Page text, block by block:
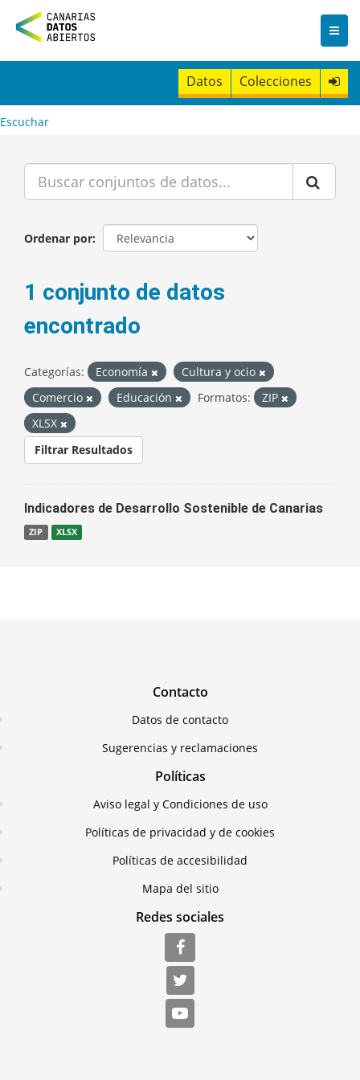
n
t
Datos Colecciones
Escuchar
Ordenar por
1 conjunto de datos
encontrado
Categorías: Economía
Cultura y ocio
Comercio
Educación Formatos:
ZIP
XLSX
Filtrar Resultados
Indicadores de Desarrollo Sostenible de Canarias
ZIP XLSX
Contacto
Datos de contacto
Sugerencias y reclamaciones
Políticas
Aviso legal y Condiciones de uso
Políticas de privacidad y de cookies
Políticas de accesibilidad
Mapa del sitio
Redes sociales